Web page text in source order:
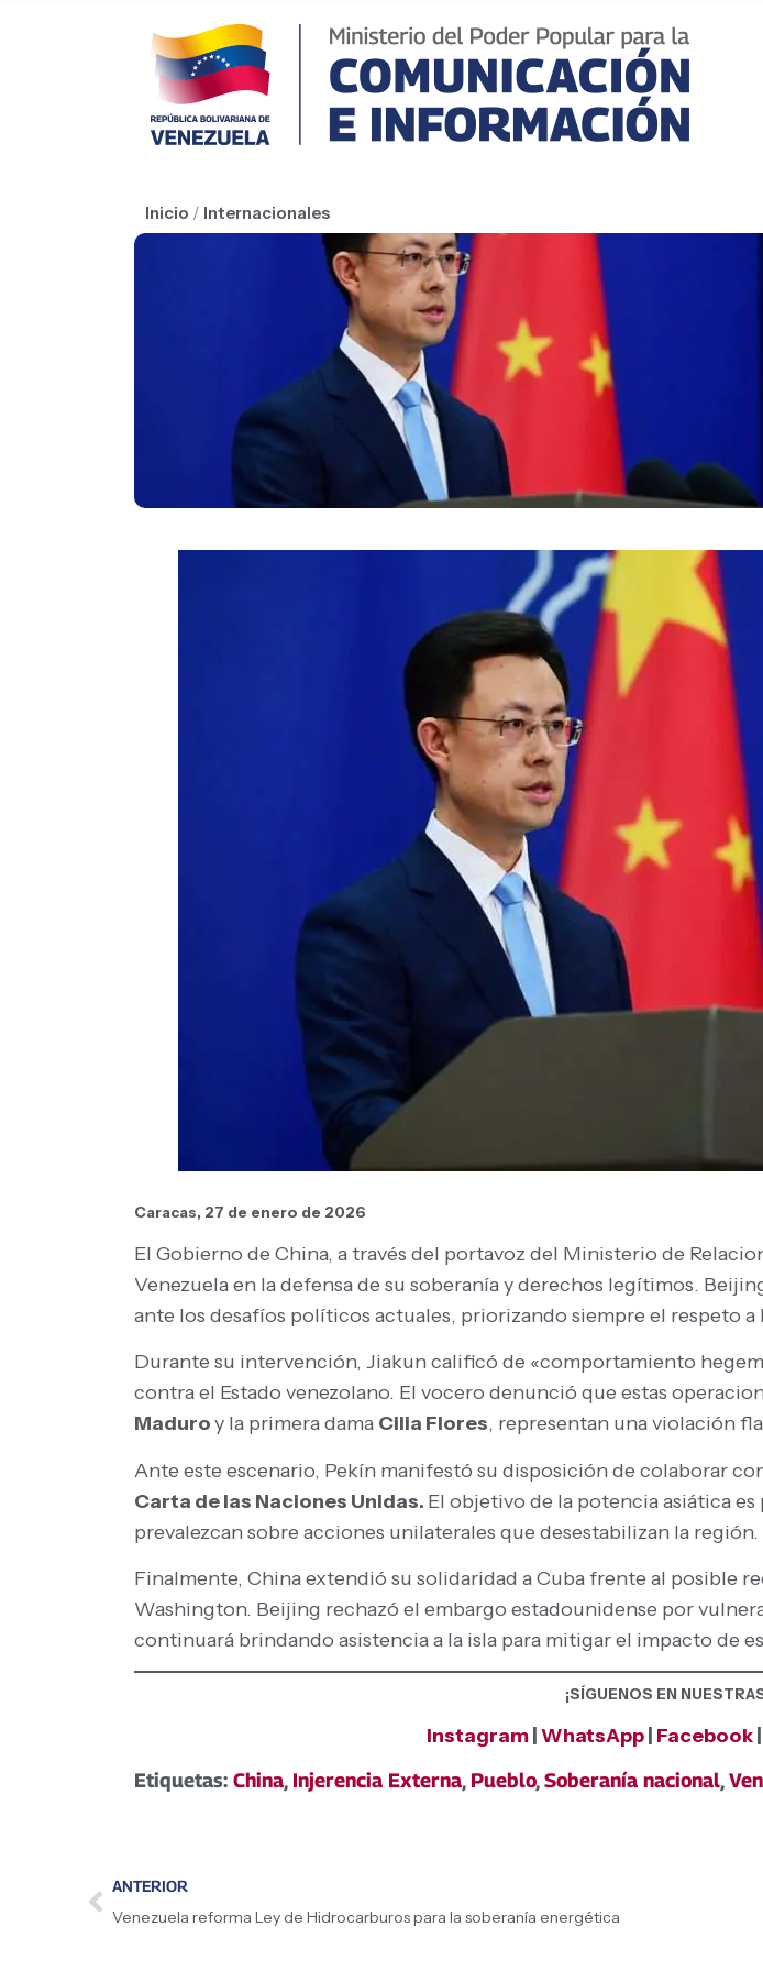
Inicio / Internacionales
Caracas, 27 de enero de 2026
El Gobierno de China, a través del portavoz del Ministerio de
Venezuela en la defensa de su soberanía y derechos legítimos.
ante los desafíos políticos actuales, priorizando siempre el respeto
Durante su intervención, Jiakun calificó de «comportamiento
contra el Estado venezolano. El vocero denunció que estas
Maduroy la primera dama Cilia Flores, representan una violación
Ante este escenario, Pekín manifestó su disposición de colaborar
Carta de las Naciones Unidas. El objetivo de la potencia asiática
prevalezcan sobre acciones unilaterales que desestabilizan la región.
Finalmente, China extendió su solidaridad a Cuba frente al posible
Washington. Beijing rechazó el embargo estadounidense por
continuará brindando asistencia a la isla para mitigar el impacto de
¡SÍGUENOS EN
Instagram WhatsApp Facebook
Etiquetas: China, Injerencia Externa, Pueblo,Soberanía nacional,
ANTERIOR
Venezuela reforma Ley de Hidrocarburos para la soberanía energética